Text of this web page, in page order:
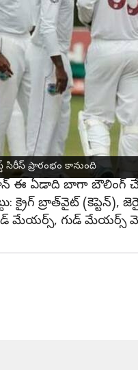
సిరీస్‌ ప్రారంభం కానుంది
రెండు మ్యాచ్‌ల
ఎంపిక చేసింది.
జేడెన్ సీల్స్
రౌండర్ అలిక్
ఎంపికైన వెస్టిండీస్
రౌండర్ అలిక్ అథానాజ్
ఈ ఏడాది బాగా బౌలింగ్
క్రైగ్ బ్రాత్‌వైట్
మేయర్స్, గుడ్